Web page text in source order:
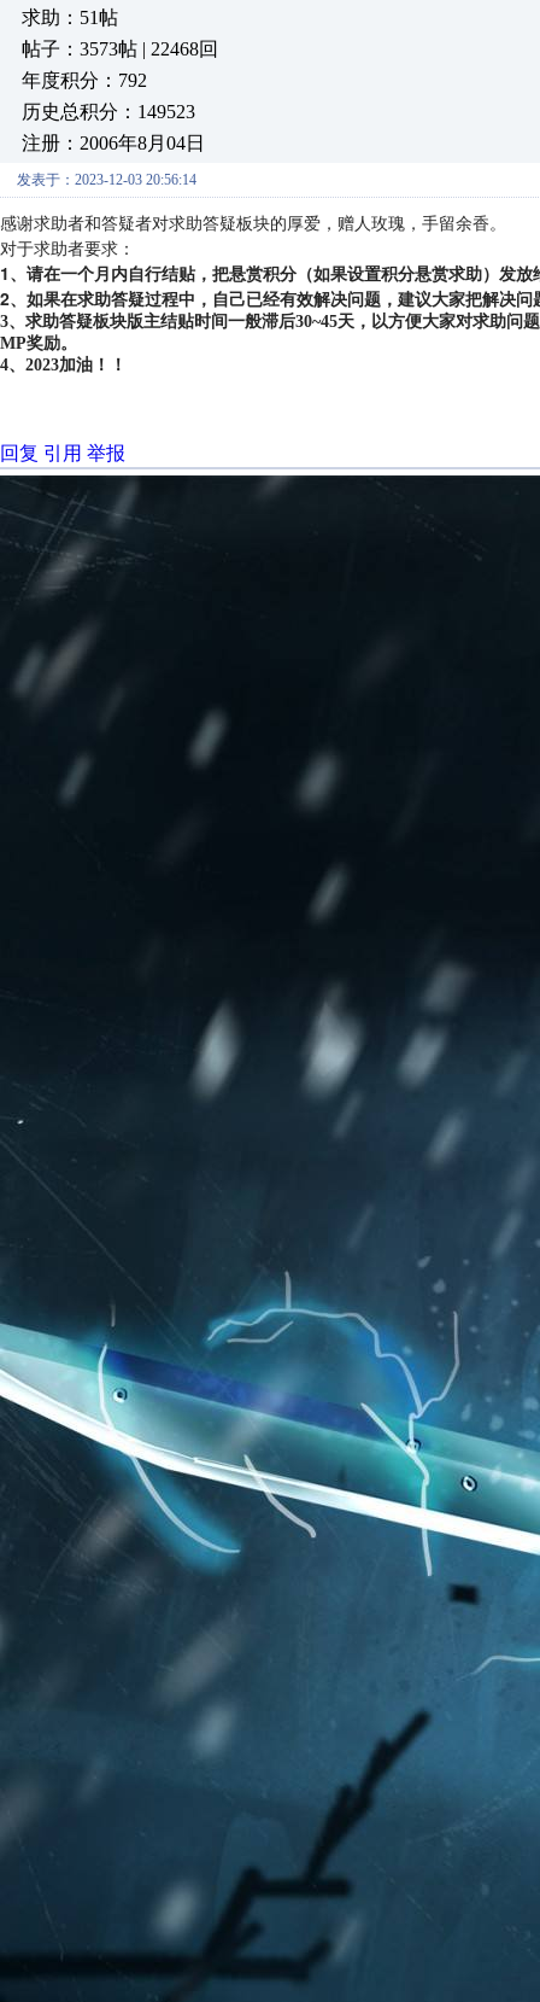
求助：51帖
帖子：3573帖 | 22468回
年度积分：792
历史总积分：149523
注册：2006年8月04日
发表于：2023-12-03 20:56:14
感谢求助者和答疑者对求助答疑板块的厚爱，赠人玫瑰，手留余香。
对于求助者要求：
1、请在一个月内自行结贴，把悬赏积分（如果设置积分悬赏求助）发放
2、如果在求助答疑过程中，自己已经有效解决问题，建议大家把解决
3、求助答疑板块版主结贴时间一般滞后30~45天，以方便大家对求助
MP奖励。
4、2023加油！！
回复 引用 举报